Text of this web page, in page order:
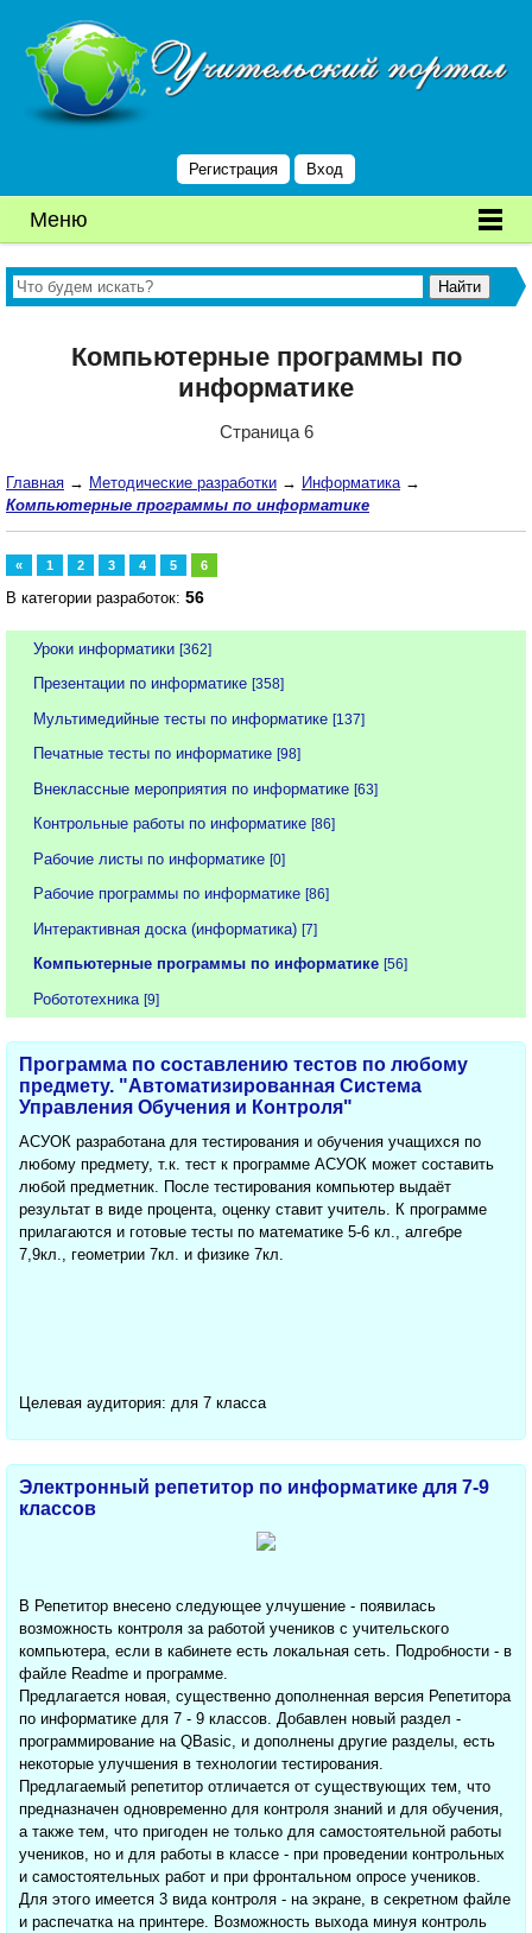
Регистрация Вход
Меню
Компьютерные программы по
информатике
Страница 6
Главная → Методические разработки → Информатика→
Компьютерные программы по информатике
« 1 2 3 4 5 6
В категории разработок: 56
Уроки информатики [362]
Презентации по информатике [358]
Мультимедийные тесты по информатике [137]
Печатные тесты по информатике [98]
Внеклассные мероприятия по информатике [63]
Контрольные работы по информатике [86]
Рабочие листы по информатике [0]
Рабочие программы по информатике [86]
Интерактивная доска (информатика) [7]
Компьютерные программы по информатике [56]
Робототехника [9]
Программа по составлению тестов по любому
предмету. "Автоматизированная Система
Управления Обучения и Контроля"
АСУОК разработана для тестирования и обучения учащихся по
любому предмету, т.к. тест к программе АСУОК может составить
любой предметник. После тестирования компьютер выдаёт
результат в виде процента, оценку ставит учитель. К программе
прилагаются и готовые тесты по математике 5-6 кл., алгебре
7,9кл., геометрии 7кл. и физике 7кл.
Целевая аудитория: для 7 класса
Электронный репетитор по информатике для 7-9
классов
В Репетитор внесено следующее улчушение - появилась
возможность контроля за работой учеников с учительского
компьютера, если в кабинете есть локальная сеть. Подробности - в
файле Readme и программе.
Предлагается новая, существенно дополненная версия Репетитора
по информатике для 7 - 9 классов. Добавлен новый раздел -
программирование на QBasic, и дополнены другие разделы, есть
некоторые улучшения в технологии тестирования.
Предлагаемый репетитор отличается от существующих тем, что
предназначен одновременно для контроля знаний и для обучения,
а также тем, что пригоден не только для самостоятельной работы
учеников, но и для работы в классе - при проведении контрольных
и самостоятельных работ и при фронтальном опросе учеников.
Для этого имеется 3 вида контроля - на экране, в секретном файле
и распечатка на принтере. Возможность выхода минуя контроль